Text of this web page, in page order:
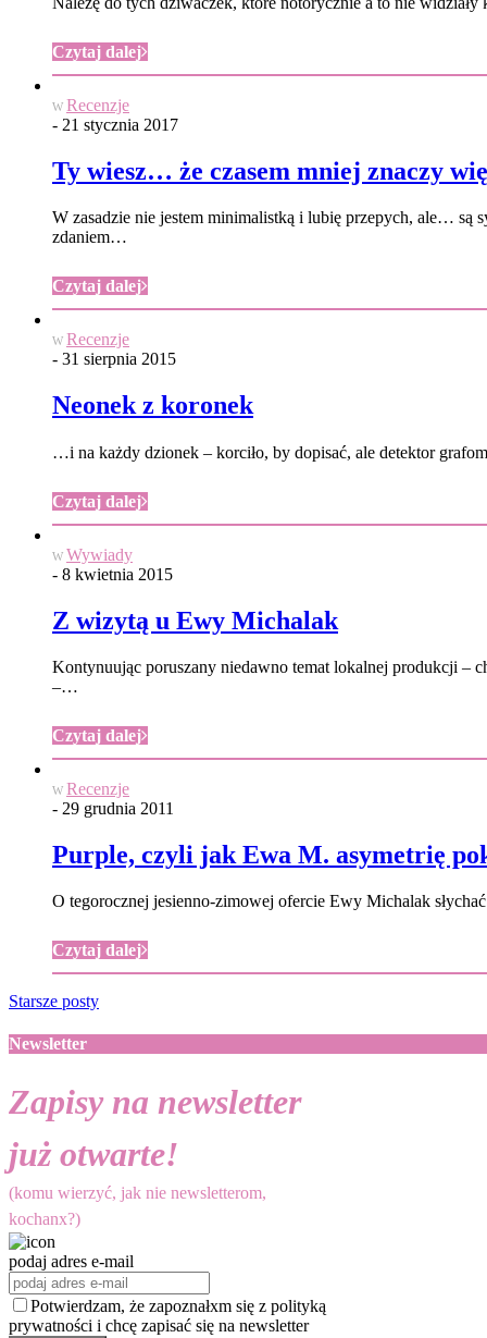
Czytaj dalej
W Recenzje
- 21 stycznia 2017
Ty wiesz… że czasem mniej znaczy
W zasadzie nie jestem minimalistką i lubię przepych, ale… są
zdaniem…
Czytaj dalej
W Recenzje
- 31 sierpnia 2015
Neonek z koronek
…i na każdy dzionek – korciło, by dopisać, ale detektor
Czytaj dalej
W Wywiady
- 8 kwietnia 2015
Z wizytą u Ewy Michalak
Kontynuując poruszany niedawno temat lokalnej produkcji –
–…
Czytaj dalej
W Recenzje
- 29 grudnia 2011
Purple, czyli jak Ewa M. asymetrię
O tegorocznej jesienno-zimowej ofercie Ewy Michalak
Czytaj dalej
Starsze posty
Newsletter
Zapisy na newsletter
już otwarte!
(komu wierzyć, jak nie newsletterom,
kochanx?)
podaj adres e-mail
Potwierdzam, że zapoznałxm się z polityką
prywatności i chcę zapisać się na newsletter